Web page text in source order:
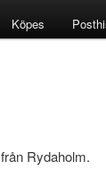
Köpes
Rydaholm.